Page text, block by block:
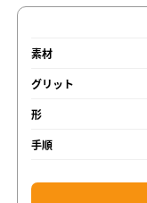
素材
グリット
形
手順